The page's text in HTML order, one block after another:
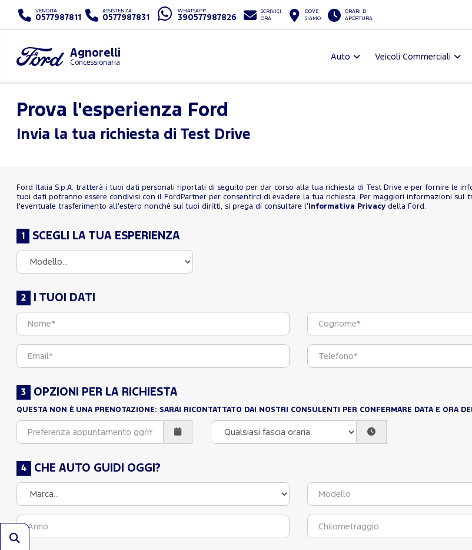
VENDITA
0577987811
ASSISTENZA
0577987831
WHATSAPP
390577987826
SCRIVICI
ORA
DOVE
SIAMO
ORARI DI
APERTURA
Agnorelli
Concessionaria
Auto Veicoli Commerciali
Prova l'esperienza Ford
Invia la tua richiesta di Test Drive
Ford Italia S.p.A. tratterà i tuoi dati personali riportati di seguito per dar corso alla tua richiesta di Test Drive e per fornire le
tuoi dati potranno essere condivisi con il FordPartner per consentirci di evadere la tua richiesta. Per maggiori informazioni sul
l'eventuale trasferimento all'estero nonché sui tuoi diritti, si prega di consultare l' Informativa Privacy della Ford.
SCEGLI LA TUA ESPERIENZA
I TUOI DATI
OPZIONI PER LA RICHIESTA
QUESTA NON È UNA PRENOTAZIONE: SARAI RICONTATTATO DAI NOSTRI CONSULENTI PER CONFERMARE DATA E ORA
CHE AUTO GUIDI OGGI?